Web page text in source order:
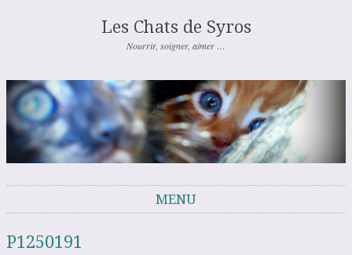
Les Chats de Syros
Nourrir, soigner, aimer …
MENU
P1250191